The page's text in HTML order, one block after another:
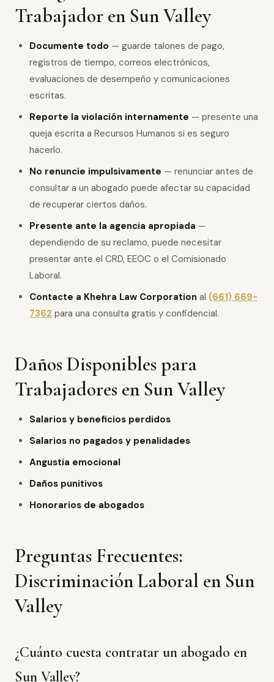
Trabajador en Sun Valley
Documente todo — guarde talones de pago,
registros de tiempo, correos electrónicos,
evaluaciones de desempeño y comunicaciones
escritas.
Reporte la violación internamente — presente una
queja escrita a Recursos Humanos si es seguro
hacerlo.
No renuncie impulsivamente — renunciar antes de
consultar a un abogado puede afectar su capacidad
de recuperar ciertos daños.
Presente ante la agencia apropiada —
dependiendo de su reclamo, puede necesitar
presentar ante el CRD, EEOC o el Comisionado
Laboral.
Contacte a Khehra Law Corporation al (661) 669-
7362 para una consulta gratis y confidencial.
Daños Disponibles para
Trabajadores en Sun Valley
Salarios y beneficios perdidos
Salarios no pagados y penalidades
Angustia emocional
Daños punitivos
Honorarios de abogados
Preguntas Frecuentes:
Discriminación Laboral en Sun
Valley
¿Cuánto cuesta contratar un abogado en
Sun Valley?